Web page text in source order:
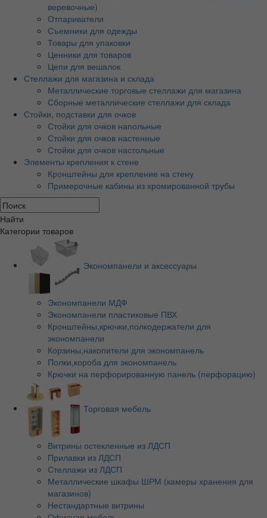
веревочные)
Отпариватели
Съемники для одежды
Товары для упаковки
Ценники для товаров
Цепи для вешалок
Стеллажи для магазина и склада
Металлические торговые стеллажи для магазина
Сборные металлические стеллажи для склада
Стойки, подставки для очков
Стойки для очков напольные
Стойки для очков настенные
Стойки для очков настольные
Элементы крепления к стене
Кронштейны для крепление на стену
Примерочные кабины из хромированной трубы
Найти
Категории товаров
Экономпанели и аксессуары
Экономпанели МДФ
Экономпанели пластиковые ПВХ
Кронштейны,крючки,полкодержатели для
экономпанели
Корзины,накопители для экономпанель
Полки,короба для экономпанель
Крючки на перфорированную панель (перфорацию)
Торговая мебель
Витрины остекленные из ЛДСП
Прилавки из ЛДСП
Стеллажи из ЛДСП
Металлические шкафы ШРМ (камеры хранения для
магазинов)
Нестандартные витрины